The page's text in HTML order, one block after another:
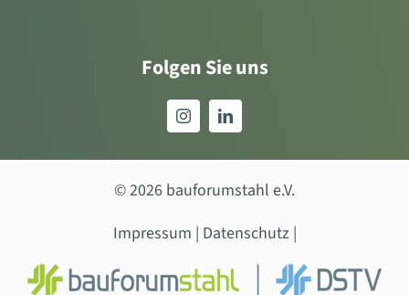
Folgen Sie uns
© 2026 bauforumstahl e.V.
Impressum | Datenschutz|